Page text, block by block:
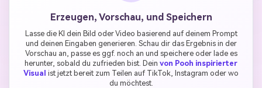
Erzeugen, Vorschau, und Speichern
Lasse die KI dein Bild oder Video basierend auf deinem Prompt
und deinen Eingaben generieren. Schau dir das Ergebnis in der
Vorschau an, passe es ggf. noch an und speichere oder lade es
herunter, sobald du zufrieden bist. Dein von Pooh inspirierter
Visual ist jetzt bereit zum Teilen auf TikTok, Instagram oder wo
du möchtest.